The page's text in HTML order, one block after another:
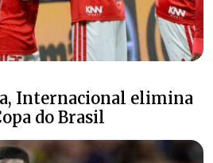
Internacional elimina
do Brasil